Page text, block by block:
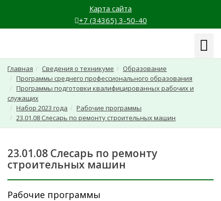
Карта сайта
+7 (34365) 3-50-40
Главная Сведения о техникуме
Образование
Программы среднего профессионального образования
Программы подготовки квалифицированных рабочих и
служащих
Набор 2023 года
Рабочие программы
23.01.08 Слесарь по ремонту строительных машин
23.01.08 Слесарь по ремонту
строительных машин
Рабочие программы